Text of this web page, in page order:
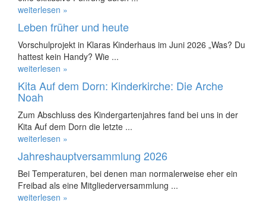
weiterlesen »
Leben früher und heute
Vorschulprojekt in Klaras Kinderhaus im Juni 2026 „Was? Du
hattest kein Handy? Wie ...
weiterlesen »
Kita Auf dem Dorn: Kinderkirche: Die Arche
Noah
Zum Abschluss des Kindergartenjahres fand bei uns in der
Kita Auf dem Dorn die letzte ...
weiterlesen »
Jahreshauptversammlung 2026
Bei Temperaturen, bei denen man normalerweise eher ein
Freibad als eine Mitgliederversammlung ...
weiterlesen »